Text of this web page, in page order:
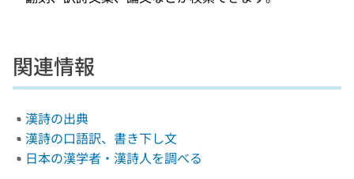
関連情報
漢詩の出典
漢詩の口語訳、書き下し文
日本の漢学者・漢詩人を調べる